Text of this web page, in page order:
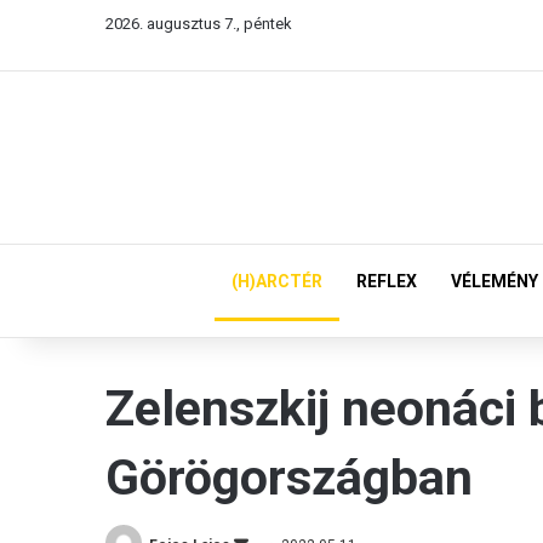
2026. augusztus 7., péntek
(H)ARCTÉR REFLEX VÉLEMÉNY
Zelenszkij neonáci
Görögországban